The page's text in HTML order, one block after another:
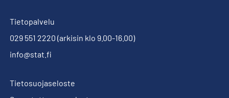
Tietopalvelu
029 551 2220 (arkisin klo 9.00-16.00)
info@stat.fi
Tietosuojaseloste